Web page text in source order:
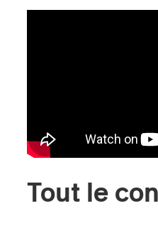
Tout le